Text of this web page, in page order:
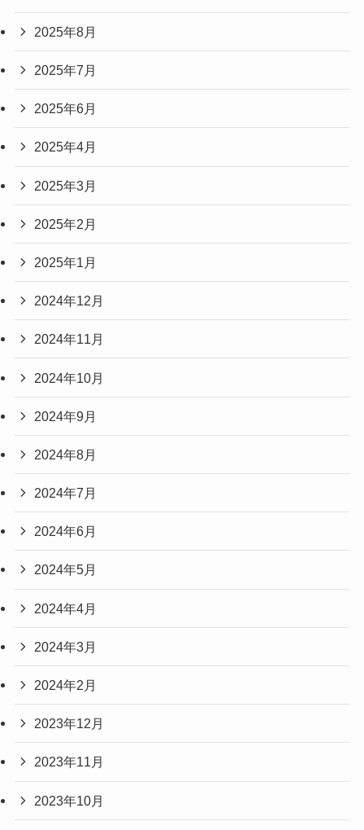
2025年8月
2025年7月
2025年6月
2025年4月
2025年3月
2025年2月
2025年1月
2024年12月
2024年11月
2024年10月
2024年9月
2024年8月
2024年7月
2024年6月
2024年5月
2024年4月
2024年3月
2024年2月
2023年12月
2023年11月
2023年10月